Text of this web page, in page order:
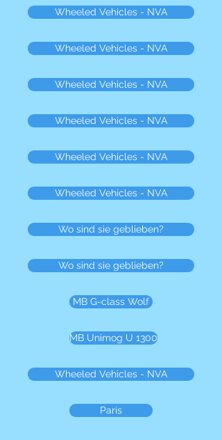
Wheeled Vehicles - NVA
Wheeled Vehicles - NVA
Wheeled Vehicles - NVA
Wheeled Vehicles - NVA
Wheeled Vehicles - NVA
Wheeled Vehicles - NVA
Wo sind sie geblieben?
Wo sind sie geblieben?
MB G-class Wolf
MB Unimog U 1300
Wheeled Vehicles - NVA
Paris